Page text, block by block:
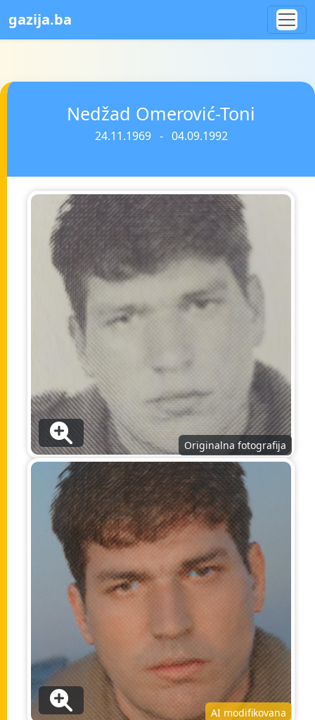
gazija.ba
Nedžad Omerović-Toni
24.11.1969 - 04.09.1992
Originalna fotografija
AI modifikovana